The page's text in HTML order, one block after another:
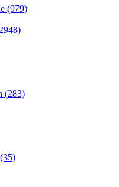
(979)
(283)
(35)